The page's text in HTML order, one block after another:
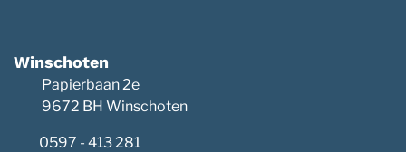
Winschoten
Papierbaan 2e
9672 BH Winschoten
0597 - 413 281